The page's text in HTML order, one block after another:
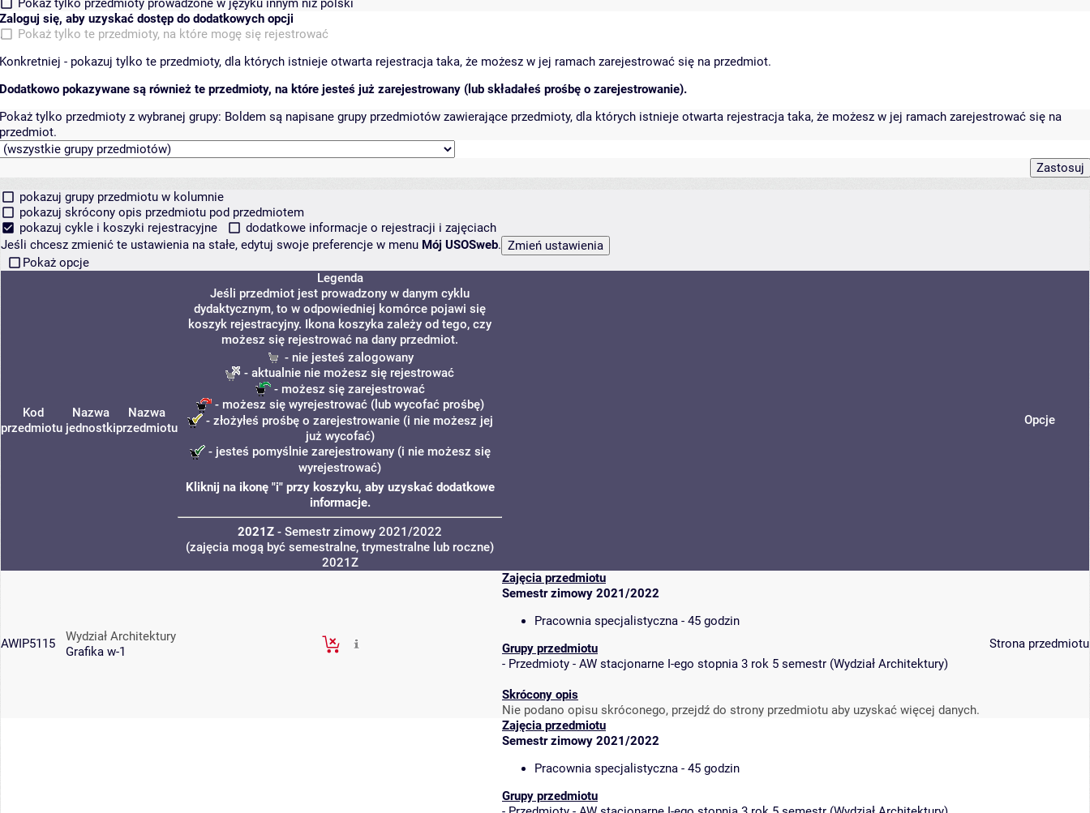
Zaloguj się, aby uzyskać dostęp do dodatkowych opcji
Pokaż tylko te przedmioty, na które mogę się rejestrować
Konkretniej - pokazuj tylko te przedmioty, dla których istnieje otwarta rejestracja taka, że możesz w jej ramach zarejestrować się na przedmiot.
Dodatkowo pokazywane są również te przedmioty, na które jesteś już zarejestrowany (lub składałeś prośbę o zarejestrowanie).
Pokaż tylko przedmioty z wybranej grupy: Boldem są napisane grupy przedmiotów zawierające przedmioty, dla których istnieje otwarta rejestracja taka, że możesz w jej ramach zarejestrować się na
przedmiot.
pokazuj grupy przedmiotu w kolumnie
pokazuj skrócony opis przedmiotu pod przedmiotem
pokazuj cykle i koszyki rejestracyjne
dodatkowe informacje o rejestracji i zajęciach
Jeśli chcesz zmienić te ustawienia na stałe, edytuj swoje preferencje w menu Mój USOSweb.
Pokaż opcje
Kod
przedmiotu
Nazwa
jednostki
Nazwa
przedmiotu
Legenda
Jeśli przedmiot jest prowadzony w danym cyklu
dydaktycznym, to w odpowiedniej komórce pojawi się
koszyk rejestracyjny. Ikona koszyka zależy od tego, czy
możesz się rejestrować na dany przedmiot.
- nie jesteś zalogowany
- aktualnie nie możesz się rejestrować
- możesz się zarejestrować
- możesz się wyrejestrować (lub wycofać prośbę)
- złożyłeś prośbę o zarejestrowanie (i nie możesz jej
już wycofać)
- jesteś pomyślnie zarejestrowany (i nie możesz się
wyrejestrować)
Kliknij na ikonę "i" przy koszyku, aby uzyskać dodatkowe
informacje.
2021Z - Semestr zimowy 2021/2022
(zajęcia mogą być semestralne, trymestralne lub roczne)
Opcje
2021Z
AWIP5115
Wydział Architektury
Grafika w-1
Zajęcia przedmiotu
Semestr zimowy 2021/2022
Pracownia specjalistyczna - 45 godzin
Grupy przedmiotu
- Przedmioty - AW stacjonarne I-ego stopnia 3 rok 5 semestr (Wydział Architektury)
Skrócony opis
Nie podano opisu skróconego, przejdź do strony przedmiotu aby uzyskać więcej danych.
Strona przedmiotu
Zajęcia przedmiotu
Semestr zimowy 2021/2022
Pracownia specjalistyczna - 45 godzin
Grupy przedmiotu